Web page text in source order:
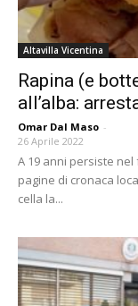
Altavilla Vicentina
Rapina (e
all’alba:
Omar Dal Maso -
26 Aprile 2022
A 19 anni persiste
pagine di cronaca
cella la...